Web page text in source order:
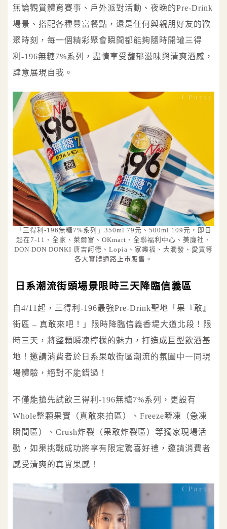
無論觀賞體育賽事、戶外派對活動、夜晚的Pre-Drink
場景、搭配各種豐富餐點，還是任何與親朋好友的歡
聚時刻，每一個精彩聚會瞬間都能夠隨時開罐三得
利-196無糖7%系列，盡情享受馥郁滋味與清爽酒感，
肆意展現自我。
「三得利-196無糖7%系列」350ml 79元、500ml 109元，即日
起在7-11、全家、萊爾富、OKmart、全聯福利中心、美廉社、
DON DON DONKI 唐吉訶德、Lopia、家樂福、大潤發、愛買等
各大實體通路上市販售。
日系潮流街頭場景限時三天降臨信義區
自4/11起，三得利-196最強Pre-Drink聖地「果『敢』
街區 – 真敢來吧！」限時降臨信義香堤大道北段！限
時三天，將整顆瞬凍檸檬的魅力，打造成巨型飲酒基
地！邀請消費者於日系果敢街區潮流的氛圍中一同現
場體驗，絕對不能錯過！
不僅能搶先試飲三得利-196無糖7%系列，更設有
Whole整顆果實（真敢來拍區）、Freeze瞬凍（急凍
瞬間區）、Crush炸裂（果敢炸裂區）等獨家現場活
動，如果挑戰成功將享有限定驚喜好禮，邀請消費者
感受清爽的真實果感！